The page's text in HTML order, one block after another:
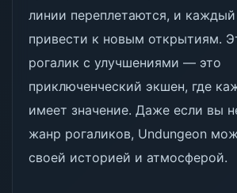
линии переплетаются, и
привести к новым открытиям.
рогалик с улучшениями — это
приключенческий экшен, где
имеет значение. Даже если вы
жанр рогаликов, Undungeon
своей историей и атмосферой.